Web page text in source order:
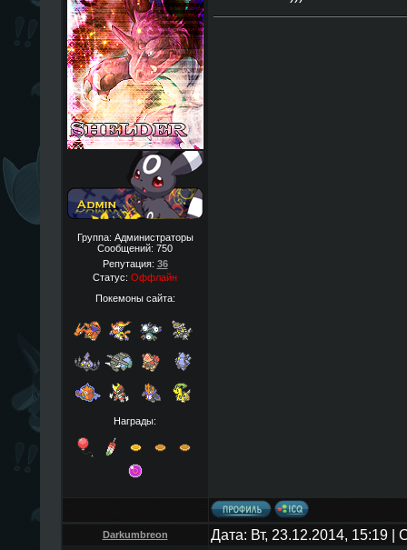
Группа: Администраторы
Сообщений: 750
Репутация: 36
Статус: Оффлайн
Покемоны сайта:
Награды:
Darkumbreon Дата: Вт, 23.12.2014, 15:19